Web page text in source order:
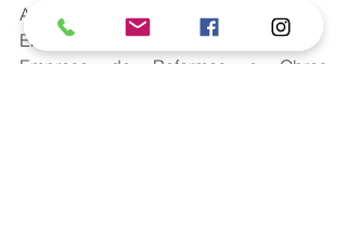
Ambientes Comerciais,
Empresa de Reformas e Obras,
Empresa de Reformas e Obras